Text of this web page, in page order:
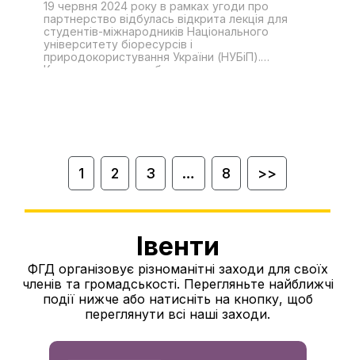
природокористування України
19 червня 2024 року в рамках угоди про
партнерство відбулась відкрита лекція для
студентів-міжнародників Національного
університету біоресурсів і
природокористування України (НУБіП).
Ключовою темою обговорення стала роль
був зроблений на розумінні практичного
використання аналітичних навичок в процесі
гостю, аналітику Фонду Громадської
якою поділився з студентами пан Олексій
стосувалась наступних тем:
1 2 3 … 8 >>
Івенти
ФГД організовує різноманітні заходи для своїх
членів та громадськості. Перегляньте найближчі
події нижче або натисніть на кнопку, щоб
переглянути всі наші заходи.